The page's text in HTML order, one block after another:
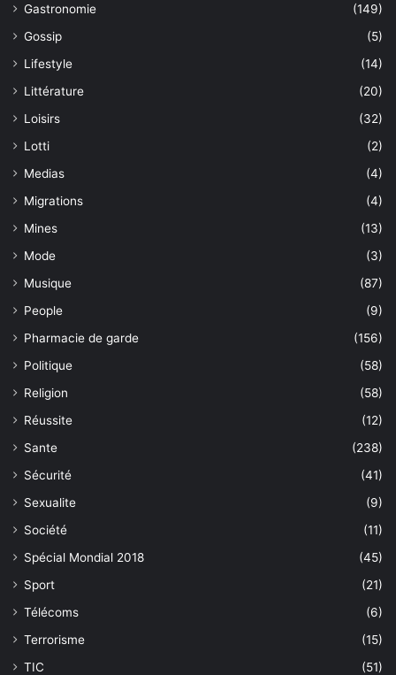
Gastronomie
(149)
Gossip
(5)
Lifestyle
(14)
Littérature
(20)
Loisirs
(32)
Lotti
(2)
Medias
(4)
Migrations
(4)
Mines
(13)
Mode
(3)
Musique
(87)
People
(9)
Pharmacie de garde
(156)
Politique
(58)
Religion
(58)
Réussite
(12)
Sante
(238)
Sécurité
(41)
Sexualite
(9)
Société
(11)
Spécial Mondial 2018
(45)
Sport
(21)
Télécoms
(6)
Terrorisme
(15)
TIC
(51)